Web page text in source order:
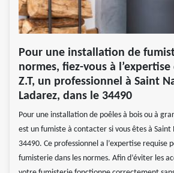
Pour une installation de
normes, fiez-vous à l’expertise
Z.T, un professionnel à Saint
Ladarez, dans le 34490
Pour une installation de poêles à bois ou à
est un fumiste à contacter si vous êtes à Saint
34490. Ce professionnel a l’expertise requise
fumisterie dans les normes. Afin d’éviter les